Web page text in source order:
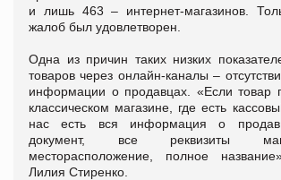
и лишь 463 – интернет-магазинов.
жалоб был удовлетворен.
Одна из причин таких низких
товаров через онлайн-каналы –
информации о продавцах. «Если товар
классическом магазине, где есть
нас есть вся информация о
документ, все реквизиты
месторасположение, полное
Лилия Стиренко.